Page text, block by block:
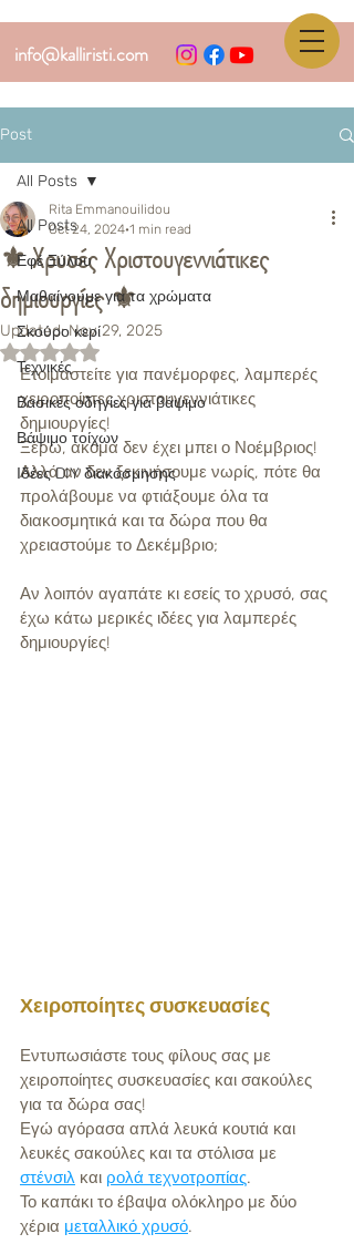
info@kalliristi.com
Post
All Posts
Εφέ Ξύλου
Μαθαίνουμε για τα χρώματα
Σκούρο κερί
Τεχνικές
Βασικές οδηγίες για βάψιμο
Βάψιμο τοίχων
Ιδέες DIY διακόσμησης
All Posts
⚜️ Χρυσές Χριστουγεννιάτικες
δημιουργίες ⚜️
Rita Emmanouilidou
Oct 24, 2024 1 min read
Updated:Nov 29, 2025
Rated NaN out of 5 stars.
Ετοιμαστείτε για πανέμορφες, λαμπερές
χειροποίητες χριστουγεννιάτικες
δημιουργίες!
Ξέρω, ακόμα δεν έχει μπει ο Νοέμβριος!
Αλλά αν δεν ξεκινήσουμε νωρίς, πότε θα
προλάβουμε να φτιάξουμε όλα τα
διακοσμητικά και τα δώρα που θα
χρειαστούμε το Δεκέμβριο;
Αν λοιπόν αγαπάτε κι εσείς το χρυσό, σας
έχω κάτω μερικές ιδέες για λαμπερές
δημιουργίες!
Χειροποίητες συσκευασίες
Εντυπωσιάστε τους φίλους σας με
χειροποίητες συσκευασίες και σακούλες
για τα δώρα σας!
Εγώ αγόρασα απλά λευκά κουτιά και
λευκές σακούλες και τα στόλισα με
στένσιλ και ρολά τεχνοτροπίας.
Το καπάκι το έβαψα ολόκληρο με δύο
χέρια μεταλλικό χρυσό.